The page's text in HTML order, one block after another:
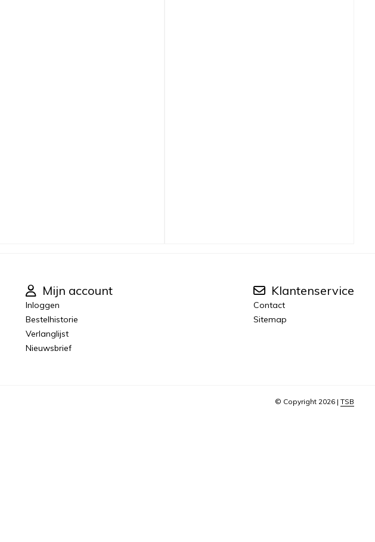
Mijn account
Inloggen
Bestelhistorie
Verlanglijst
Nieuwsbrief
Klantenservice
Contact
Sitemap
© Copyright 2026 | TSB